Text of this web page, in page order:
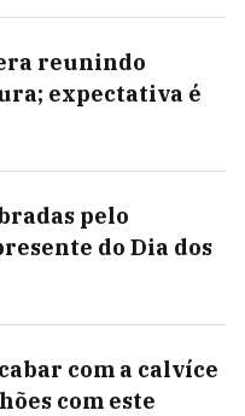
reunindo
expectativa é
pelo
do Dia dos
com a calvíce
com este